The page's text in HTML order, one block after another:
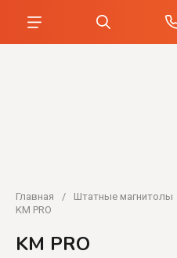
Главная / Штатные магнитолы
KM PRO
KM PRO